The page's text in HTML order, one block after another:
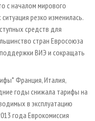
с началом мирового
резко изменилась.
средств для
стран Евросоюза
ВИЭ и сокращать
Франция, Италия,
годы снижала тарифы на
в эксплуатацию
года Еврокомиссия